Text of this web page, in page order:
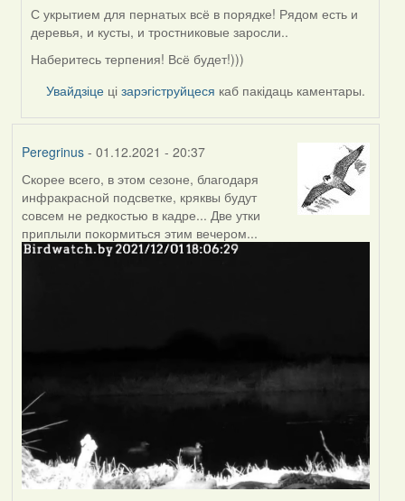
С укрытием для пернатых всё в порядке! Рядом есть и
деревья, и кусты, и тростниковые заросли..
Наберитесь терпения! Всё будет!)))
Увайдзіце цізарэгіструйцеся каб пакідаць каментары.
Peregrinus- 01.12.2021 - 20:37
Скорее всего, в этом сезоне, благодаря
инфракрасной подсветке, кряквы будут
совсем не редкостью в кадре... Две утки
приплыли покормиться этим вечером...